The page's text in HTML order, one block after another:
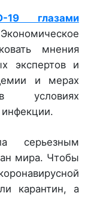
19 глазами
мнения
экспертов и
и мерах
условиях
инфекции.
серьезным
мира. Чтобы
карантин, а